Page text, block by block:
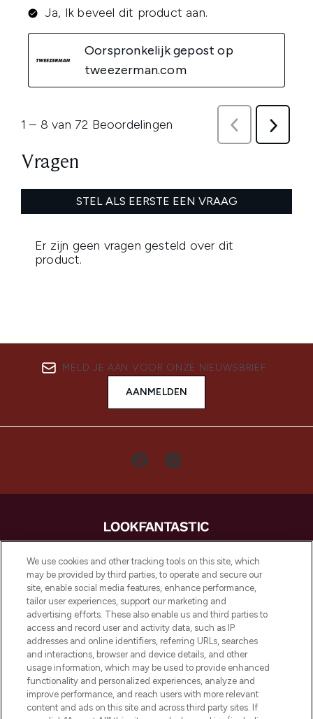
MELD JE AAN VOOR ONZE NIEUWSBRIEF
AANMELDEN
LOOKFANTASTIC is de ultieme online
beautybestemming van Europa, met de
beste huidverzorging, haarproducten en
make-up van meer dan 200 topmerken.
Shop online of via de app, met gratis
verzending vanaf €40.
Cookie-toestemming
Do Not Sell or Share My Personal
Information
We use cookies and other tracking tools on this site, which
may be provided by third parties, to operate and secure our
site, enable social media features, enhance performance,
tailor user experiences, support our marketing and
advertising efforts. These also enable us and third parties to
access and record user and activity data, such as IP
addresses and online identifiers, referring URLs, searches
and interactions, browser and device details, and other
usage information, which may be used to provide enhanced
functionality and personalized experiences, analyze and
improve performance, and reach users with more relevant
content and ads on this site and across third party sites. If